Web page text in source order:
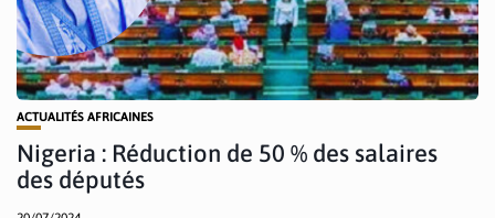
ACTUALITÉS AFRICAINES
Nigeria : Réduction de 50 % des salaires
des députés